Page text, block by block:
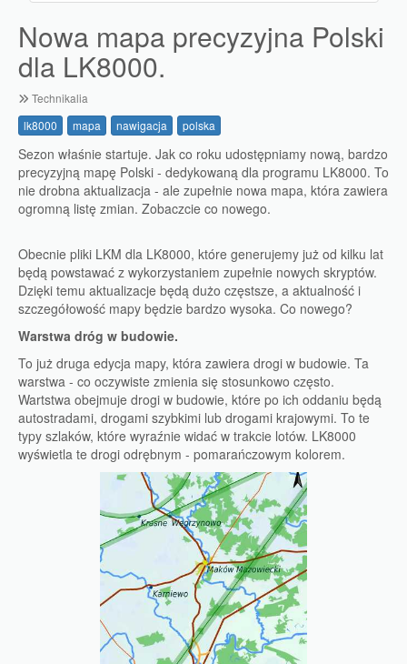
Nowa mapa precyzyjna Polski
dla LK8000.
Technikalia
lk8000
mapa nawigacja polska
Sezon właśnie startuje. Jak co roku udostępniamy nową, bardzo
precyzyjną mapę Polski - dedykowaną dla programu LK8000. To
nie drobna aktualizacja - ale zupełnie nowa mapa, która zawiera
ogromną listę zmian. Zobaczcie co nowego.
Obecnie pliki LKM dla LK8000, które generujemy już od kilku lat
będą powstawać z wykorzystaniem zupełnie nowych skryptów.
Dzięki temu aktualizacje będą dużo częstsze, a aktualność i
szczegółowość mapy będzie bardzo wysoka. Co nowego?
Warstwa dróg w budowie.
To już druga edycja mapy, która zawiera drogi w budowie. Ta
warstwa - co oczywiste zmienia się stosunkowo często.
Wartstwa obejmuje drogi w budowie, które po ich oddaniu będą
autostradami, drogami szybkimi lub drogami krajowymi. To te
typy szlaków, które wyraźnie widać w trakcie lotów. LK8000
wyświetla te drogi odrębnym - pomarańczowym kolorem.